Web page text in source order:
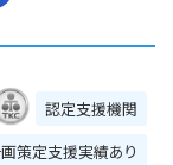
認定支援機関
策定支援実績あり